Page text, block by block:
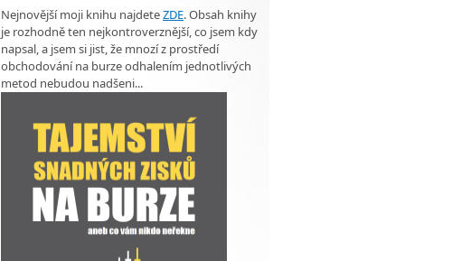
Nejnovější moji knihu najdeteZDE. Obsah knihy
je rozhodně ten nejkontroverznější, co jsem kdy
napsal, a jsem si jist, že mnozí z prostředí
obchodování na burze odhalením jednotlivých
metod nebudou nadšeni...